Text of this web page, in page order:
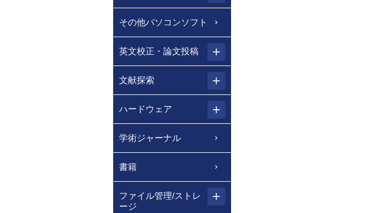
その他パソコンソフト
英文校正・論文投稿
文献探索
ハードウェア
学術ジャーナル
書籍
ファイル管理/ストレ
ージ